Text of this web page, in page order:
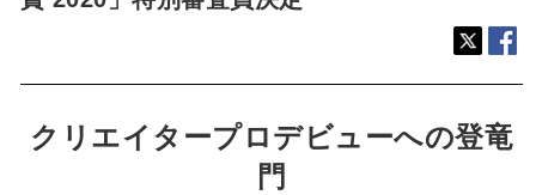
クリエイタープロデビューへの登竜
門